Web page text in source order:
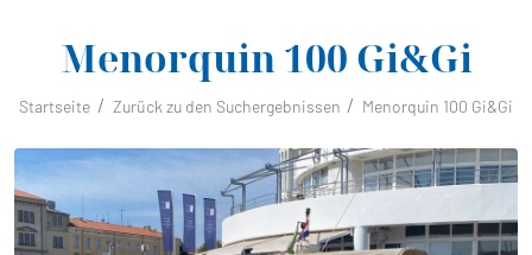
Menorquin 100 Gi&Gi
Startseite Zurück zu den Suchergebnissen Menorquin 100 Gi&Gi